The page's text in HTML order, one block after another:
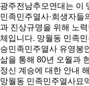
광주전남추모연대는 이
민족민주열사·희생자들
과 진상규명을 위해 노
체입니다. 망월동 민족
승민족민주열사 유영봉
삶을 통해 80년 오월과
정신 계승에 대한 안내
망월동 민족민주열사묘